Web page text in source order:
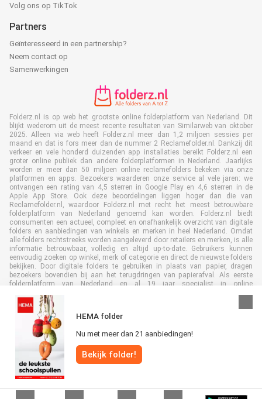
HEMA folder
Nu met meer dan 21 aanbiedingen!
Bekijk folder!
Volg ons op TikTok
Partners
Geïnteresseerd in een partnership?
Neem contact op
Samenwerkingen
Folderz.nl is op web het grootste online folderplatform van Nederland. Dit
blijkt wederom uit de meest recente resultaten van Similarweb van oktober
2025. Alleen via web heeft Folderz.nl meer dan 1,2 miljoen sessies per
maand en dat is fors meer dan de nummer 2 Reclamefolder.nl. Dankzij dit
verkeer en vele honderd duizenden app installaties bereikt Folderz.nl een
groter online publiek dan andere folderplatformen in Nederland. Jaarlijks
worden er meer dan 50 miljoen online reclamefolders bekeken via onze
platformen en apps. Bezoekers waarderen onze service al vele jaren: we
ontvangen een rating van 4,5 sterren in Google Play en 4,6 sterren in de
Apple App Store. Ook deze beoordelingen liggen hoger dan die van
Reclamefolder.nl, waardoor Folderz.nl met recht het meest betrouwbare
folderplatform van Nederland genoemd kan worden. Folderz.nl biedt
consumenten een actueel, compleet en onafhankelijk overzicht van digitale
folders en aanbiedingen van winkels en merken in heel Nederland. Omdat
alle folders rechtstreeks worden aangeleverd door retailers en merken, is alle
informatie betrouwbaar, volledig en altijd up-to-date. Gebruikers kunnen
eenvoudig zoeken op winkel, merk of categorie en direct de nieuwste folders
bekijken. Door digitale folders te gebruiken in plaats van papier, dragen
bezoekers bovendien bij aan het terugdringen van papierafval. Als eerste
folderplatform van Nederland en al 19 jaar specialist in online
met retailers en merken. Hierdoor zijn we uitgegroeid tot de toonaangevende
speler in de digitale foldermarkt.
Alle rechten voorbehouden © Folderz.nl 2026 |